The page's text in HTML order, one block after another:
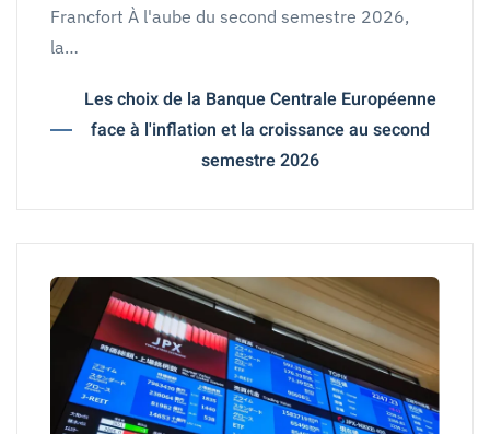
Francfort À l'aube du second semestre 2026,
la…
Les choix de la Banque Centrale Européenne
face à l'inflation et la croissance au second
semestre 2026